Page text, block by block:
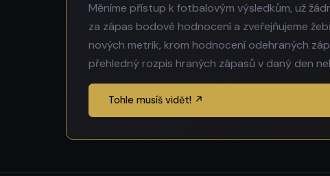
Měníme přístup k fotbalovým výsledkům, už
za zápas bodové hodnocení a zveřejňujeme
nových metrik, krom hodnocení odehraných
přehledný rozpis hraných zápasů v daný den
Tohle musíš vidět! ↗